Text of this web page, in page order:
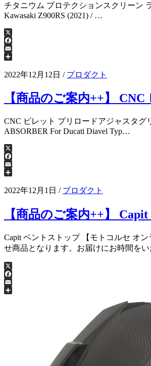
チタニウム プロテクションスクリーン
Kawasaki Z900RS (2021) / …
X
Facebook
Email
有
2022年12月12日 / プロダクト
【商品のご案内++】
CNC ビレット プリロードアジャスタグ
ABSORBER For Ducati Diavel Typ…
X
Facebook
Email
有
2022年12月1日 / プロダクト
【商品のご案内++】
Capit ベントストップ 【モトコルセ オ
せ商品となります。お届けにお時間を
X
Facebook
Email